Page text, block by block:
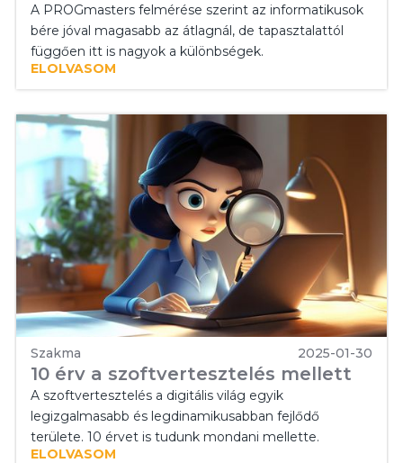
A PROGmasters felmérése szerint az informatikusok
bére jóval magasabb az átlagnál, de tapasztalattól
függően itt is nagyok a különbségek.
ELOLVASOM
Szakma 2025-01-30
10 érv a szoftvertesztelés mellett
A szoftvertesztelés a digitális világ egyik
legizgalmasabb és legdinamikusabban fejlődő
területe. 10 érvet is tudunk mondani mellette.
ELOLVASOM